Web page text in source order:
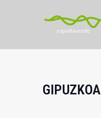
GIPUZKOA